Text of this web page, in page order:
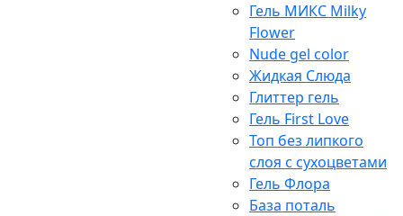
Гель МИКС Milky
Flower
Nude gel color
Жидкая Слюда
Глиттер гель
Гель First Love
Топ без липкого
слоя с сухоцветами
Гель Флора
База поталь